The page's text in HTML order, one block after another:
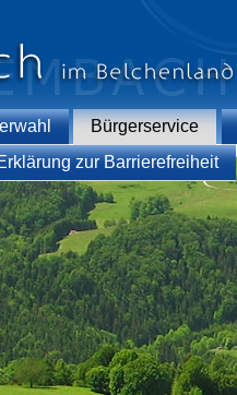
Bürgerservice
zur Barrierefreiheit